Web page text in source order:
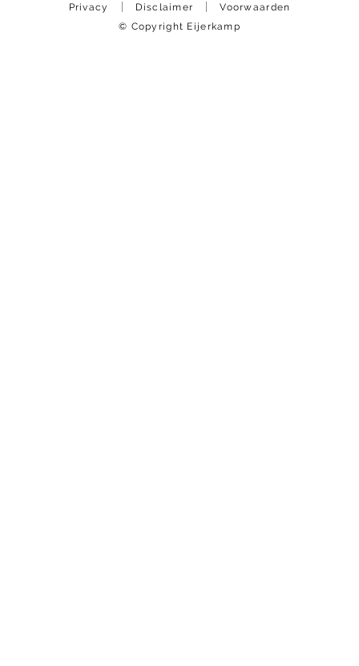
Privacy Disclaimer
Voorwaarden
© Copyright Eijerkamp